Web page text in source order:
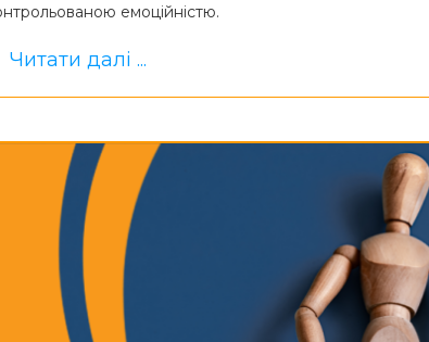
емоційністю.
Читати далі ...